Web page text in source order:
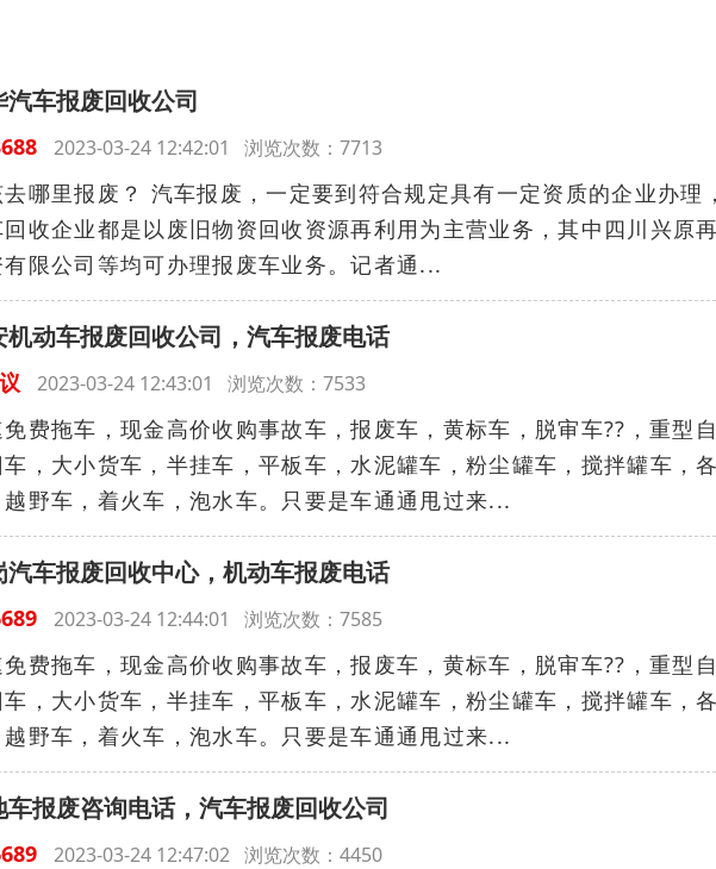
汽车报废回收公司
2023-03-24 12:42:01 浏览次数：7713
哪里报废？ 汽车报废，一定要到符合规定具有一定资质的企业办理
收企业都是以废旧物资回收资源再利用为主营业务，其中四川兴原
限公司等均可办理报废车业务。记者通...
机动车报废回收公司，汽车报废电话
2023-03-24 12:43:01 浏览次数：7533
费拖车，现金高价收购事故车，报废车，黄标车，脱审车??‌‌，重型
，大小货车，半挂车，平板车，水泥罐车，粉尘罐车，搅拌罐车，
野车，着火车，泡水车。只要是车通通甩过来...
汽车报废回收中心，机动车报废电话
2023-03-24 12:44:01 浏览次数：7585
费拖车，现金高价收购事故车，报废车，黄标车，脱审车??‌‌，重型
，大小货车，半挂车，平板车，水泥罐车，粉尘罐车，搅拌罐车，
野车，着火车，泡水车。只要是车通通甩过来...
车报废咨询电话，汽车报废回收公司
2023-03-24 12:47:02 浏览次数：4450